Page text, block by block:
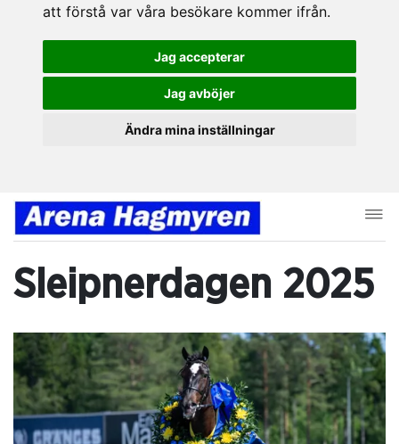
att förstå var våra besökare kommer ifrån.
Jag accepterar
Jag avböjer
Ändra mina inställningar
Sleipnerdagen 2025